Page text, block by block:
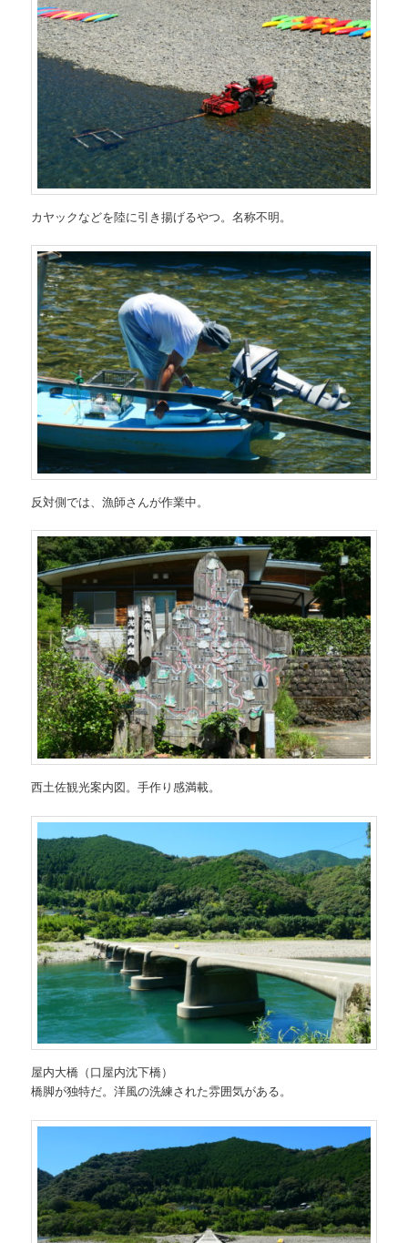
カヤックなどを陸に引き揚げるやつ。名称不明。
反対側では、漁師さんが作業中。
西土佐観光案内図。手作り感満載。
屋内大橋（口屋内沈下橋）
橋脚が独特だ。洋風の洗練された雰囲気がある。